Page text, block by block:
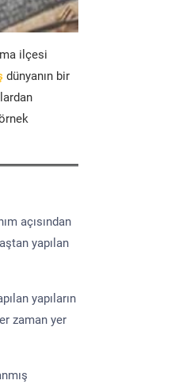
ilçesi
dünyanın bir
açısından
yapılan
yapıların
zaman yer